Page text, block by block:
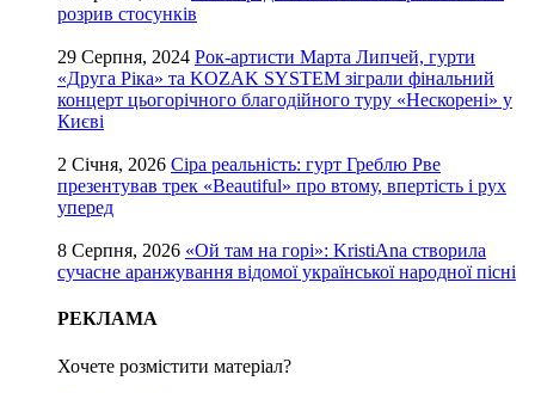
розрив стосунків
29 Серпня, 2024 Рок-артисти Марта Липчей, гурти
«Друга Ріка» та KOZAK SYSTEM зіграли фінальний
концерт цьогорічного благодійного туру «Нескорені» у
Києві
2 Січня, 2026 Сіра реальність: гурт Греблю Рве
презентував трек «Beautiful» про втому, впертість і рух
уперед
8 Серпня, 2026 «Ой там на горі»: KristiAna створила
сучасне аранжування відомої української народної пісні
РЕКЛАМА
Хочете розмістити матеріал?